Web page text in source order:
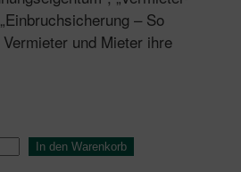
– So
und Mieter ihre
In den Warenkorb